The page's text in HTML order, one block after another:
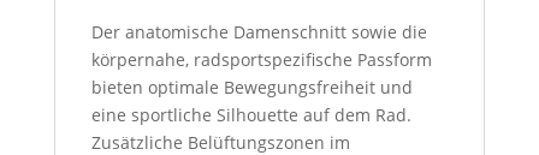
Der anatomische Damenschnitt sowie die
körpernahe, radsportspezifische Passform
bieten optimale Bewegungsfreiheit und
eine sportliche Silhouette auf dem Rad.
Zusätzliche Belüftungszonen im